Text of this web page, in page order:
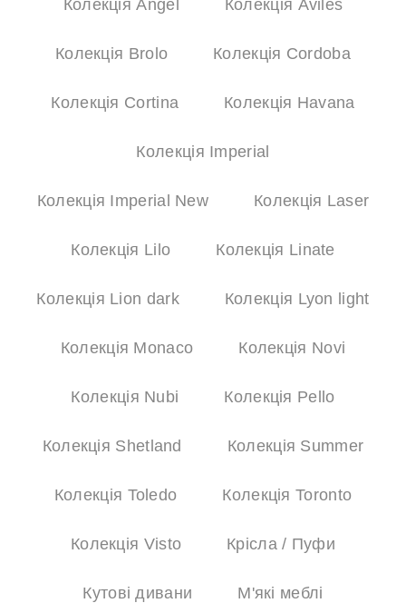
Колекція Angel Колекція Aviles
Колекція Brolo Колекція Cordoba
Колекція Cortina Колекція Havana
Колекція Imperial
Колекція Imperial New Колекція Laser
Колекція Lilo Колекція Linate
Колекція Lion dark Колекція Lyon light
Колекція Monaco Колекція Novi
Колекція Nubi Колекція Pello
Колекція Shetland Колекція Summer
Колекція Toledo Колекція Toronto
Колекція Visto Крісла / Пуфи
Кутові дивани М'які меблі